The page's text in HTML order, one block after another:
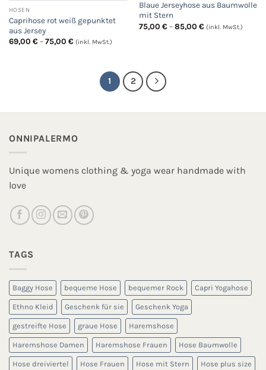
HOSEN
Caprihose rot weiß gepunktet
aus Jersey
69,00 € – 75,00 €Preisspanne:
(inkl. MwSt.)
Blaue Jerseyhose aus Baumwolle
mit Stern
75,00 € – 85,00 €Preisspanne:
(inkl. MwSt.)
1 2
ONNIPALERMO
Unique womens clothing & yoga wear handmade with
love
TAGS
Baggy Hose bequeme Hose bequemer Rock Capri Yogahose
Ethno Kleid Geschenk für sie Geschenk Yoga
gestreifte Hose graue Hose Haremshose
Haremshose Damen Haremshose Frauen Hose Baumwolle
Hose dreiviertel Hose Frauen Hose mit Stern Hose plus size